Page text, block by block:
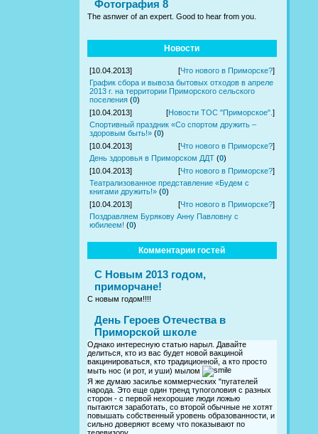
Фотография 8
The asnwer of an expert. Good to hear from you.
Новости
[10.04.2013] [Что нового в Приморске?]
График сбора и вывоза бытовых отходов в апреле
2013 г. на территории Приморского сельского
поселения (0)
[10.04.2013]
[Новости ТОС "Приморское". ]
Спортивный праздник «Со спортом дружить –
здоровым быть!» (0)
[10.04.2013]
[Что нового в Приморске?]
День здоровья в Приморском ДДТ (0)
[10.04.2013]
[Что нового в Приморске?]
Театрализованное представление «Будем с
книгами дружить!» (0)
[10.04.2013]
[Что нового в Приморске?]
Поздравляем Бурякову Анну Павловну с
юбилеем! (0)
Комментарии гостей
С Новым 2013 годом,
приморчане!
С новым годом!!!!
День Героев Отечества в
Приморской школе
Однако интересную статью нарыл. Давайте
делиться, кто из вас будет новой вакциной
вакцинироваться, кто традиционной, а кто просто
мыть нос (и рот, и уши) мылом
Я же думаю засилье коммерческих "пугателей
народа. Это еще один тренд тупоголовия с разных
сторон - с первой нехорошие люди ложью
пытаются заработать, со второй обычные не хотят
повышать собственный уровень образованности, и
сильно доверяют всему что показывают по